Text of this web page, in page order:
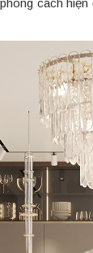
cách